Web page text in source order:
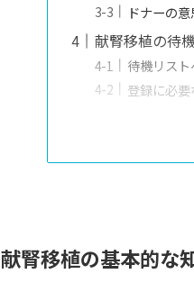
ドナーの
献腎移植の待
待機リス
登録に必
献腎移植の基本的な